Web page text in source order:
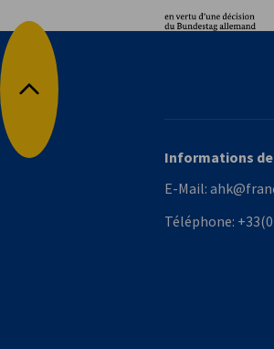
Retour en haut
Informations
E-Mail:
Téléphone: